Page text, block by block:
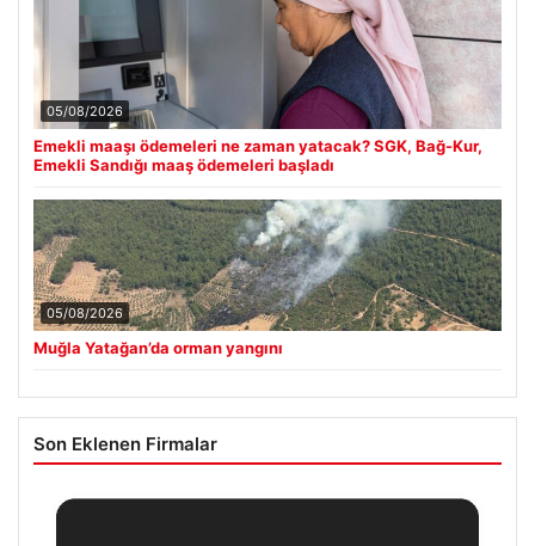
05/08/2026
Emekli maaşı ödemeleri ne zaman yatacak? SGK, Bağ-Kur,
Emekli Sandığı maaş ödemeleri başladı
05/08/2026
Muğla Yatağan’da orman yangını
Son Eklenen Firmalar